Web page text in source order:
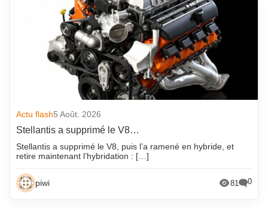
Actu flash5 Août. 2026
Stellantis a supprimé le V8…
Stellantis a supprimé le V8, puis l’a ramené en hybride, et
retire maintenant l’hybridation : […]
piwi 81 0